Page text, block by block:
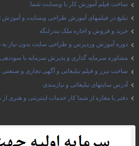
ساخت فیلم آموزش کار با وبسایت شما
تبلیغ در فیلمهای آموزش طراحی وبسایت و آموزش
خرید و فروش و اجاره ملک بندرلنگه
دوره آموزش وردپرس و طراحی سایت بدون نیاز به
مشاوره سرمایه گذاری و پذیرش سرمایه با سوددهی
ساخت تیزر و فیلم تبلیغاتی و آگهی تجاری و صنعتی
آدرس سایتهای تبلیغاتی و نیازمندی
دفتر یا مغازه از شما کار خدمات اینترنتی و هنری از